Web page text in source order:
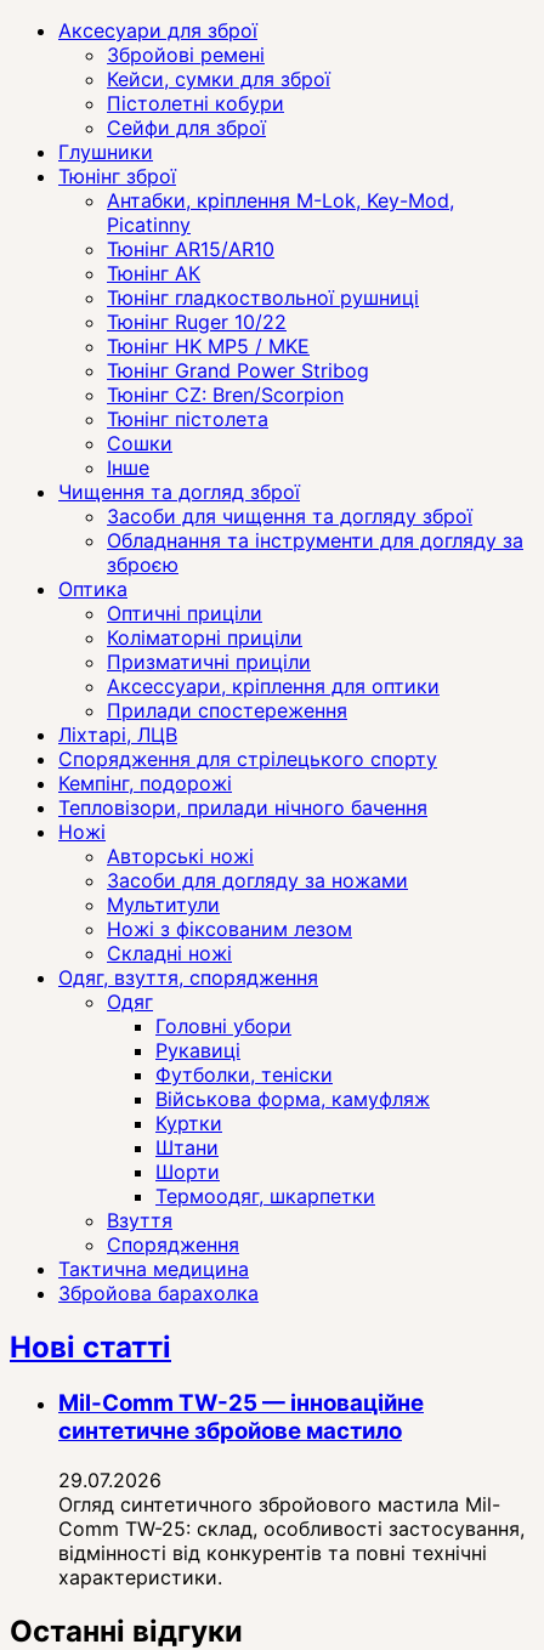
Аксесуари для зброї
Збройові ремені
Кейси, сумки для зброї
Пістолетні кобури
Сейфи для зброї
Глушники
Тюнінг зброї
Антабки, кріплення M-Lok, Key-Mod,
Picatinny
Тюнінг AR15/AR10
Тюнінг АК
Тюнінг гладкоствольної рушниці
Тюнінг Ruger 10/22
Тюнінг HK MP5 / MKE
Тюнінг Grand Power Stribog
Тюнінг CZ: Bren/Scorpion
Тюнінг пістолета
Сошки
Інше
Чищення та догляд зброї
Засоби для чищення та догляду зброї
Обладнання та інструменти для догляду за
зброєю
Оптика
Оптичні приціли
Коліматорні приціли
Призматичні приціли
Аксессуари, кріплення для оптики
Прилади спостереження
Ліхтарі, ЛЦВ
Спорядження для стрілецького спорту
Кемпінг, подорожі
Тепловізори, прилади нічного бачення
Ножі
Авторські ножі
Засоби для догляду за ножами
Мультитули
Ножі з фіксованим лезом
Складні ножі
Одяг, взуття, спорядження
Одяг
Головні убори
Рукавиці
Футболки, теніски
Військова форма, камуфляж
Куртки
Штани
Шорти
Термоодяг, шкарпетки
Взуття
Спорядження
Тактична медицина
Збройова барахолка
Нові статті
Mil-Comm TW-25 — інноваційне
синтетичне збройове мастило
29.07.2026
Огляд синтетичного збройового мастила Mil-
Comm TW-25: склад, особливості застосування,
відмінності від конкурентів та повні технічні
характеристики.
Останні відгуки